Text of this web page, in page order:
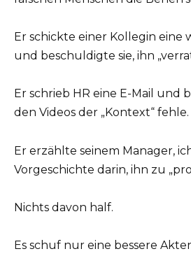
Er schickte einer Kollegin eine
und beschuldigte sie, ihn
Er schrieb HR eine E-Mail und
den Videos der „Kontext“ fehle.
Er erzählte seinem Manager,
Vorgeschichte darin, ihn zu
Nichts davon half.
Es schuf nur eine bessere